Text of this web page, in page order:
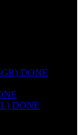
DONE
DONE